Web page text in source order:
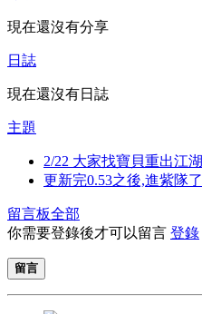
現在還沒有分享
日誌
現在還沒有日誌
主題
2/22 大家找寶貝重出江湖
更新完0.53之後,進紫隊了
留言板全部
你需要登錄後才可以留言 登錄
留言